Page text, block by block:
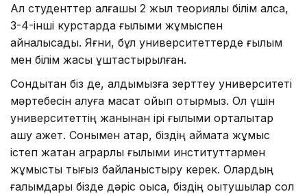
Ал студенттер алғашқы 2 жыл теориялық білім алса,
3-4-інші курстарда ғылыми жұмыспен
айналысады. Яғни, бұл университеттерде ғылым
мен білім жақсы ұштастырылған.
Сондықтан біз де, алдымызға зерттеу университеті
мәртебесін алуға мақсат қойып отырмыз. Ол үшін
университеттің жанынан ірі ғылыми орталықтар
ашу қажет. Сонымен қатар, біздің аймақта жұмыс
істеп жатқан аграрлық ғылыми институттармен
жұмысты тығыз байланыстыру керек. Олардың
ғалымдары бізде дәріс оқыса, біздің оқытушылар сол